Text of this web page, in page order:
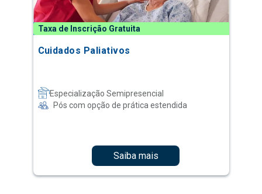
Taxa de Inscrição Gratuita
Cuidados Paliativos
Especialização Semipresencial
Pós com opção de prática estendida
Saiba mais